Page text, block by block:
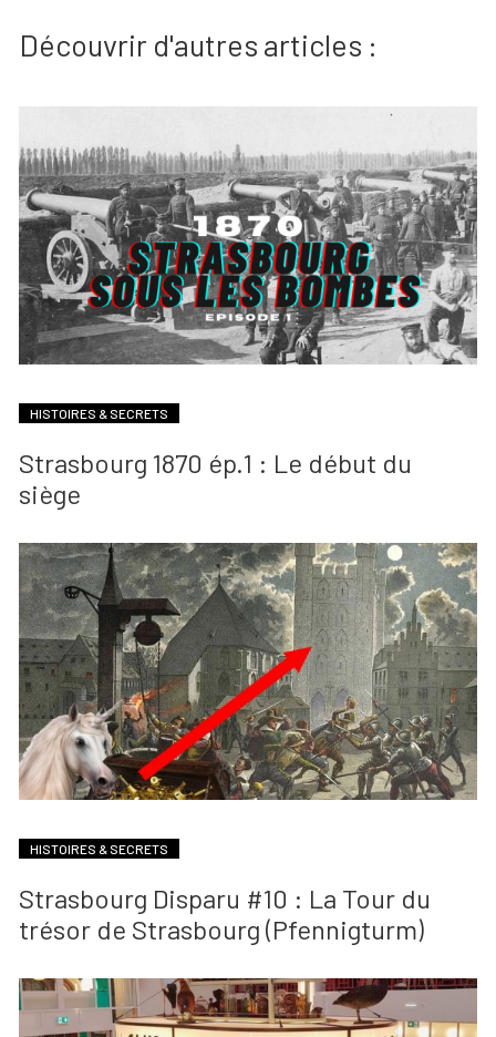
Découvrir d'autres articles :
HISTOIRES & SECRETS
Strasbourg 1870 ép.1 : Le début du
siège
HISTOIRES & SECRETS
Strasbourg Disparu #10 : La Tour du
trésor de Strasbourg (Pfennigturm)